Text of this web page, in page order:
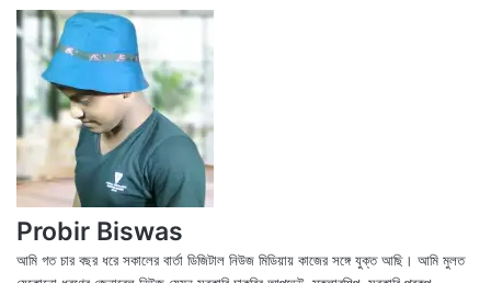
Probir Biswas
আমি গত চার বছর ধরে সকালের বার্তা ডিজিটাল নিউজ মিডিয়ায় কাজের সঙ্গে যুক্ত আছি। আমি মুলত